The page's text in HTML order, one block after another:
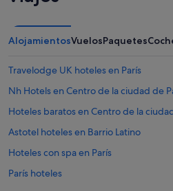
AlojamientosVuelosPaquetes
Travelodge UK hoteles en París
Nh Hotels en Centro de la ciudad de
Hoteles baratos en Centro de la
Astotel hoteles en Barrio Latino
Hoteles con spa en París
París hoteles